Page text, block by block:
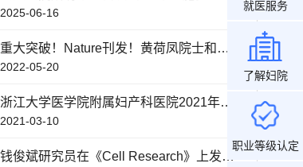
2025-06-16
重大突破！Nature刊发！黄荷凤院士和徐国良院士团队揭示糖尿病代际遗传机制
2022-05-20
浙江大学医学院附属妇产科医院2021年度省重点研发计划项目启动会顺利召开
2021-03-10
钱俊斌研究员在《Cell Research》上发文： 构建新冠肺炎单细胞免疫图谱并揭示重症致病机制
就医服务
了解妇院
职业等级认定